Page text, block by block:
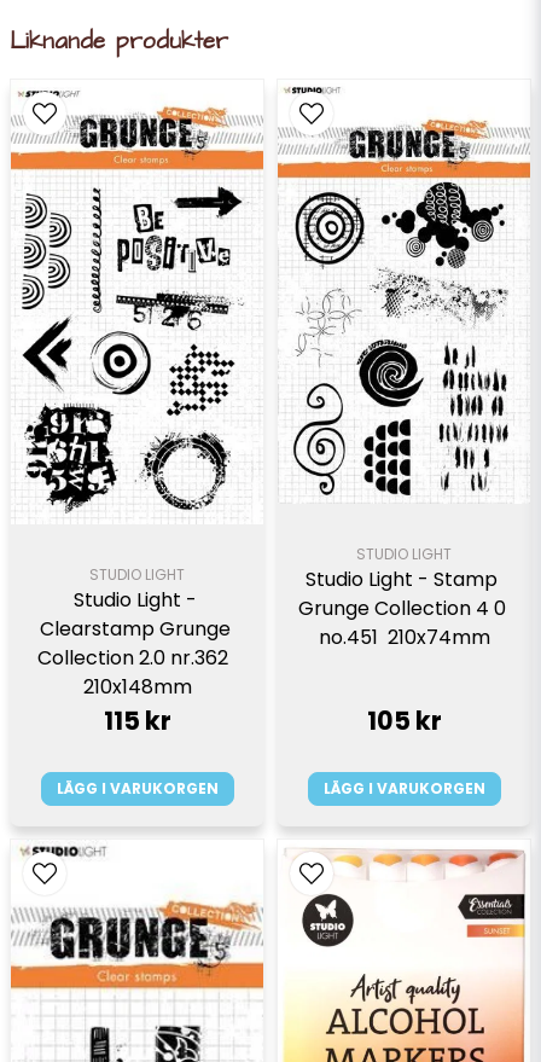
Liknande produkter
STUDIO LIGHT
Studio Light -
Clearstamp Grunge
Collection 2.0 nr.362
210x148mm
115 kr
LÄGG I VARUKORGEN
STUDIO LIGHT
Studio Light - Stamp
Grunge Collection 4 0
no.451  210x74mm
105 kr
LÄGG I VARUKORGEN